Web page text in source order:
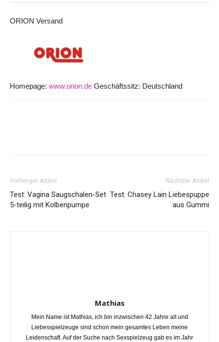
ORION Versand
Homepage: www.orion.de Geschäftssitz: Deutschland
Vorheriger Artikel
Test: Vagina Saugschalen-Set
5-teilig mit Kolbenpumpe
Nächster Artikel
Test: Chasey Lain Liebespuppe
aus Gummi
Mathias
Mein Name ist Mathias, ich bin inzwischen 42 Jahre alt und
Liebesspielzeuge sind schon mein gesamtes Leben meine
Leidenschaft. Auf der Suche nach Sexspielzeug gab es im Jahr